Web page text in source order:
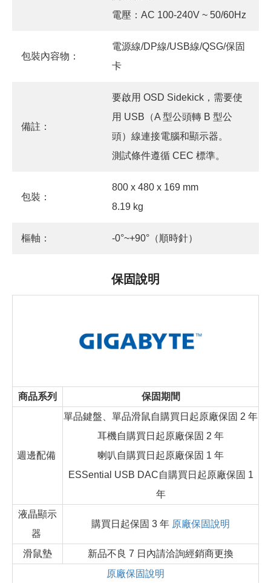
電壓：AC 100-240V ~ 50/60Hz
包裝內容物：
電源線/DP線/USB線/QSG/保固
卡
備註：
要啟用 OSD Sidekick，需要使
用 USB（A 型公頭轉 B 型公
頭）線連接電腦和顯示器。
測試條件遵循 CEC 標準。
包裝：
800 x 480 x 169 mm
8.19 kg
樞軸： -0°~+90°（順時針）
保固說明
商品系列 保固期間
週邊配備
單品鍵盤、單品滑鼠自購買日起原廠保固 2 年
耳機自購買日起原廠保固 2 年
喇叭自購買日起原廠保固 1 年
ESSential USB DAC自購買日起原廠保固 1
年
液晶顯示
器
購買日起保固 3 年 原廠保固說明
滑鼠墊
新品不良 7 日內請洽詢經銷商更換
原廠保固說明